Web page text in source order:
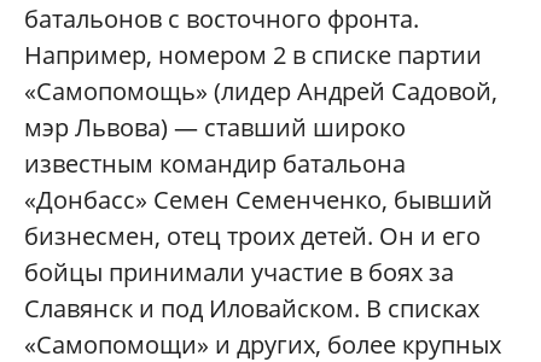
батальонов с восточного фронта.
Например, номером 2 в списке партии
«Самопомощь» (лидер Андрей Садовой,
мэр Львова) — ставший широко
известным командир батальона
«Донбасс» Семен Семенченко, бывший
бизнесмен, отец троих детей. Он и его
бойцы принимали участие в боях за
Славянск и под Иловайском. В списках
«Самопомощи» и других, более крупных